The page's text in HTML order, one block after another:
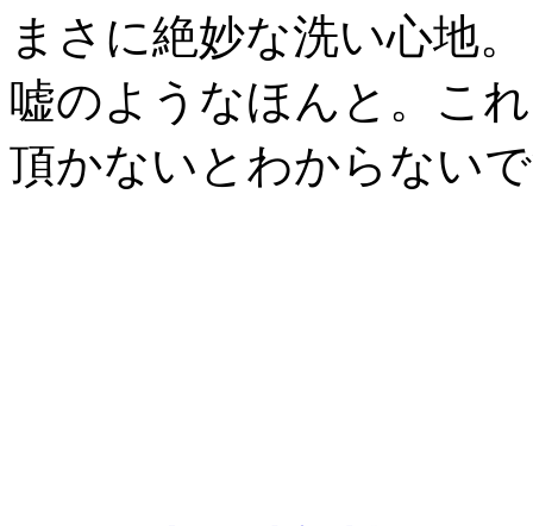
まさに絶妙な洗い心地。
嘘のようなほんと。こ
頂かないとわからない